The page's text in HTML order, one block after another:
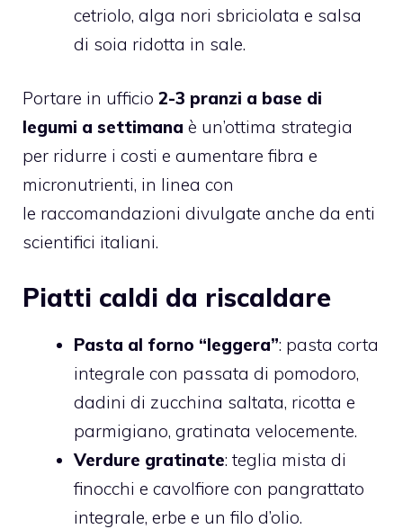
cetriolo, alga nori sbriciolata e salsa
di soia ridotta in sale.
Portare in ufficio 2-3 pranzi a base di
legumi a settimana è un’ottima strategia
per ridurre i costi e aumentare fibra e
micronutrienti, in linea con
le raccomandazioni divulgate anche da enti
scientifici italiani.
Piatti caldi da riscaldare
Pasta al forno “leggera”: pasta corta
integrale con passata di pomodoro,
dadini di zucchina saltata, ricotta e
parmigiano, gratinata velocemente.
Verdure gratinate: teglia mista di
finocchi e cavolfiore con pangrattato
integrale, erbe e un filo d’olio.